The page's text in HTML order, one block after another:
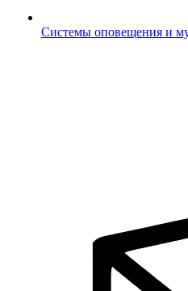
Системы оповещения и